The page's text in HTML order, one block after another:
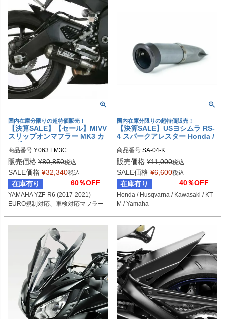
国内在庫分限りの超特価販売！
【決算SALE】【セール】MIVV
スリップオンマフラー MK3 カ
ーボン YAMAHA YZF-R6 (2017
-2021) | Y.063.LM3C
商品番号 Y.063.LM3C
販売価格 ¥80,850税込
SALE価格 ¥32,340税込
在庫有り 60％OFF
YAMAHA YZF-R6 (2017-2021)
EURO規制対応、車検対応マフラー
国内在庫分限りの超特価販売！
【決算SALE】USヨシムラ RS-
4 スパークアレスター Honda /
/ Yamaha
商品番号 SA-04-K
販売価格 ¥11,000税込
SALE価格 ¥6,600税込
在庫有り 40％OFF
Honda / Husqvarna / Kawasaki / KT
M / Yamaha